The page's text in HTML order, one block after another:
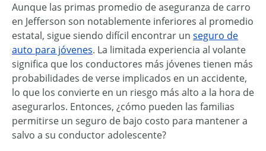
Aunque las primas promedio de aseguranza de carro
en Jefferson son notablemente inferiores al promedio
estatal, sigue siendo difícil encontrar un seguro de
auto para jóvenes. La limitada experiencia al volante
significa que los conductores más jóvenes tienen más
probabilidades de verse implicados en un accidente,
lo que los convierte en un riesgo más alto a la hora de
asegurarlos. Entonces, ¿cómo pueden las familias
permitirse un seguro de bajo costo para mantener a
salvo a su conductor adolescente?